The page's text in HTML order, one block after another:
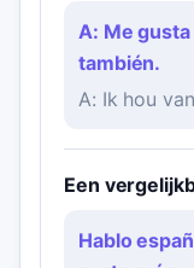
A: Me
también.
A: Ik hou
Een
Hablo